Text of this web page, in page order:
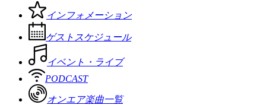
インフォメーション
ゲストスケジュール
イベント・ライブ
PODCAST
オンエア楽曲一覧